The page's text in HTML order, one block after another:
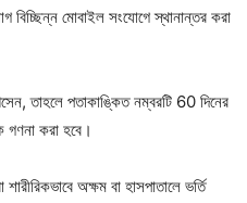
মোবাইল সংযোগে স্থানান্তর করা
তাহলে পতাকাঙ্কিত নম্বরটি 60 দিনের
গণনা করা হবে।
অক্ষম বা হাসপাতালে ভর্তি